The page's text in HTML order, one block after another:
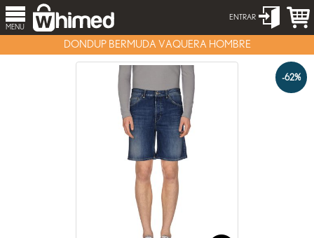
MENU
ENTRAR
DONDUP BERMUDA VAQUERA HOMBRE
-62%